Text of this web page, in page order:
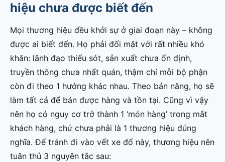
hiệu chưa được biết đến
Mọi thương hiệu đều khởi sự ở giai đoạn này – không
được ai biết đến. Họ phải đối mặt với rất nhiều khó
khăn: lãnh đạo thiếu sót, sản xuất chưa ổn định,
truyền thông chưa nhất quán, thậm chí mỗi bộ phận
còn đi theo 1 hướng khác nhau. Theo bản năng, họ sẽ
làm tất cả để bán được hàng và tồn tại. Cũng vì vậy
nên họ có nguy cơ trở thành 1 ‘món hàng’ trong mắt
khách hàng, chứ chưa phải là 1 thương hiệu đúng
nghĩa. Để tránh đi vào vết xe đổ này, thương hiệu nên
tuân thủ 3 nguyên tắc sau: